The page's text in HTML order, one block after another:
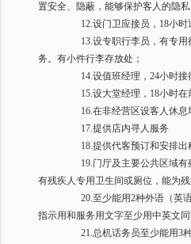
置安全、隐蔽，能够保护客人的隐私
12.设门卫应接员， 18小时
13.设专职行李员，有专用
务。有小件行李存放处；
14.设值班经理， 24小时接
15.设大堂经理， 18小时在
16.在非经营区设客人休息
17.提供店内寻人服务
18.提供代客预订和安排出
19.门厅及主要公共区域有
有残疾人专用卫生间或厕位，能为
20.至少能用2种外语（英
指示用和服务用文字至少用中英文同
21.总机话务员至少能用3